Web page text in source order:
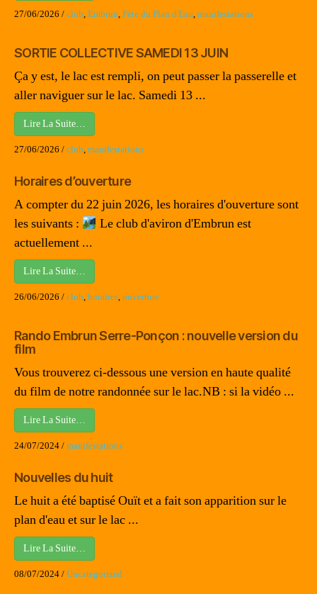
27/06/2026 /club,Embrun,Fête du Plan d'Eau,manifestations
SORTIE COLLECTIVE SAMEDI 13 JUIN
Ça y est, le lac est rempli, on peut passer la passerelle et
aller naviguer sur le lac. Samedi 13 ...
Lire La Suite…
27/06/2026 /club,manifestations
Horaires d’ouverture
A compter du 22 juin 2026, les horaires d'ouverture sont
les suivants :
Le club d'aviron d'Embrun est
actuellement ...
Lire La Suite…
26/06/2026 /club,horaires,ouverture
Rando Embrun Serre-Ponçon : nouvelle version du
film
Vous trouverez ci-dessous une version en haute qualité
du film de notre randonnée sur le lac.NB : si la vidéo ...
Lire La Suite…
24/07/2024/manifestations
Nouvelles du huit
Le huit a été baptisé Ouït et a fait son apparition sur le
plan d'eau et sur le lac ...
Lire La Suite…
08/07/2024/Uncategorized